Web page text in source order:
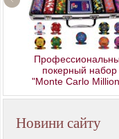
Профессиональный
покерный набор
"Monte Carlo Millions"
Новини сайту